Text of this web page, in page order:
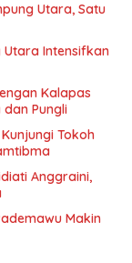
Utara, Satu
Utara Intensifkan
Kalapas
Pungli
Tokoh
Anggraini,
Makin